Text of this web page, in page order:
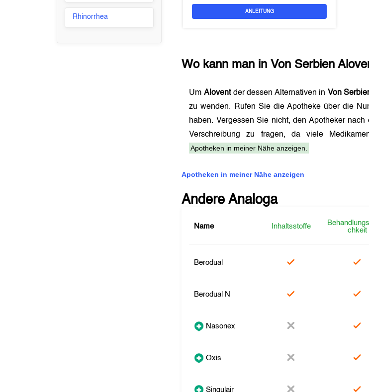
Rhinorrhea
ANLEITUNG
Wo kann man in Von Serbien
Um Aloventder dessen Alternativen in Von
zu wenden. Rufen Sie die Apotheke über die
haben. Vergessen Sie nicht, den Apotheker
Verschreibung zu fragen, da viele
Apotheken in meiner Nähe anzeigen.
Apotheken in meiner Nähe anzeigen
Andere Analoga
Name Inhaltsstoffe
chkeit
Berodual
Berodual N
Nasonex
Oxis
Singulair